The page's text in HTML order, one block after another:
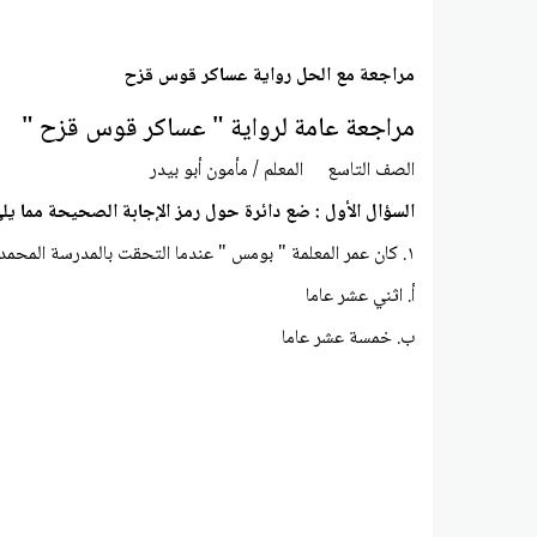
مراجعة مع الحل رواية عساكر قوس قزح
مراجعة عامة لرواية " عساكر قوس قزح "
الصف التاسع المعلم / مأمون أبو بیدر
السؤال الأول : ضع دائرة حول رمز الإجابة الصحيحة مما
١. كان عمر المعلمة " بومس " عندما التحقت بالمدرسة المحمدية لا يتجاوز ...............
أ. اثني عشر عاما
ب. خمسة عشر عاما